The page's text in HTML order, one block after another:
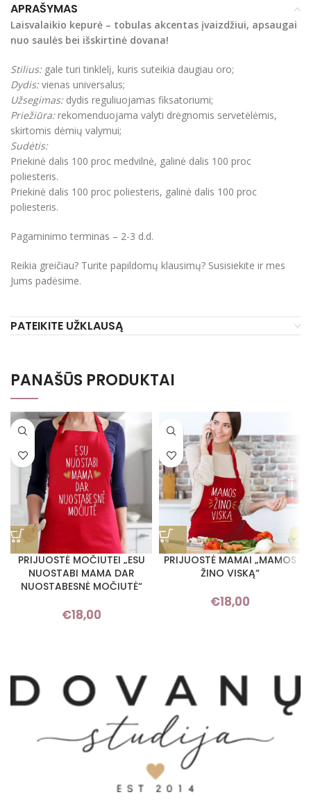
APRAŠYMAS
Laisvalaikio kepurė – tobulas akcentas įvaizdžiui, apsaugai
nuo saulės bei išskirtinė dovana!
Stilius:gale turi tinklelį, kuris suteikia daugiau oro;
Dydis:vienas universalus;
Užsegimas:dydis reguliuojamas fiksatoriumi;
Priežiūra:rekomenduojama valyti drėgnomis servetėlėmis,
skirtomis dėmių valymui;
Sudėtis:
Priekinė dalis 100 proc medvilnė, galinė dalis 100 proc
poliesteris.
Priekinė dalis 100 proc poliesteris, galinė dalis 100 proc
poliesteris.
Pagaminimo terminas – 2-3 d.d.
Reikia greičiau? Turite papildomų klausimų? Susisiekite ir mes
Jums padėsime.
PATEIKITE UŽKLAUSĄ
PANAŠŪS PRODUKTAI
PRIJUOSTĖ MOČIUTEI „ESU
NUOSTABI MAMA DAR
NUOSTABESNĖ MOČIUTĖ“
€18,00
PRIJUOSTĖ MAMAI „MAMOS
ŽINO VISKĄ“
€18,00